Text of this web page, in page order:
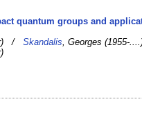
quantum groups and
/Skandalis , Georges (1955-